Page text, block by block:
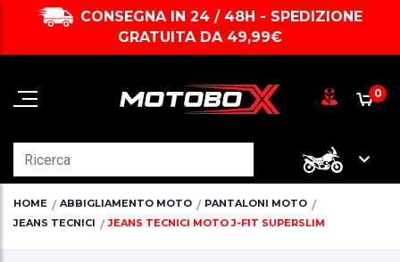
CONSEGNA IN 24 / 48H - SPEDIZIONE
GRATUITA DA 49,99€
0
HOME ABBIGLIAMENTO MOTO
PANTALONI MOTO
JEANS TECNICI
JEANS TECNICI MOTO J-FIT SUPERSLIM